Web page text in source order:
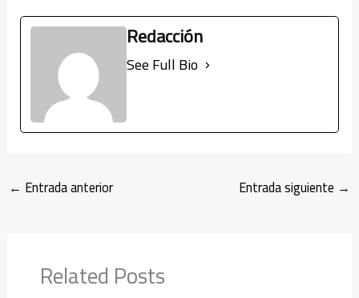
Redacción
See Full Bio
← Entrada anterior Entrada siguiente →
Related Posts